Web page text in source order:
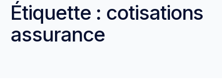
Étiquette : cotisations
assurance